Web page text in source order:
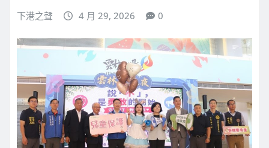
下港之聲 4 月 29, 2026 0